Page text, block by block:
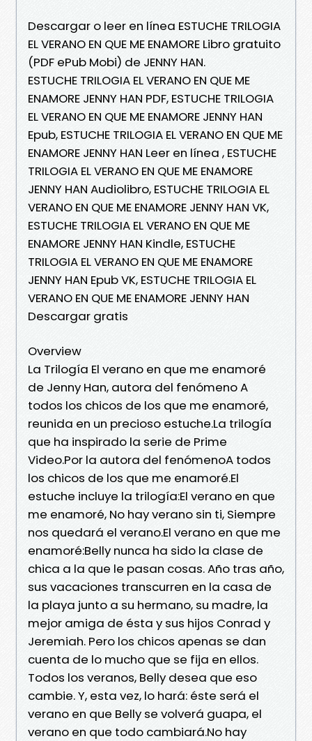
Descargar o leer en línea ESTUCHE TRILOGIA
EL VERANO EN QUE ME ENAMORE Libro gratuito
(PDF ePub Mobi) de JENNY HAN.
ESTUCHE TRILOGIA EL VERANO EN QUE ME
ENAMORE JENNY HAN PDF, ESTUCHE TRILOGIA
EL VERANO EN QUE ME ENAMORE JENNY HAN
Epub, ESTUCHE TRILOGIA EL VERANO EN QUE ME
ENAMORE JENNY HAN Leer en línea , ESTUCHE
TRILOGIA EL VERANO EN QUE ME ENAMORE
JENNY HAN Audiolibro, ESTUCHE TRILOGIA EL
VERANO EN QUE ME ENAMORE JENNY HAN VK,
ESTUCHE TRILOGIA EL VERANO EN QUE ME
ENAMORE JENNY HAN Kindle, ESTUCHE
TRILOGIA EL VERANO EN QUE ME ENAMORE
JENNY HAN Epub VK, ESTUCHE TRILOGIA EL
VERANO EN QUE ME ENAMORE JENNY HAN
Descargar gratis
Overview
La Trilogía El verano en que me enamoré
de Jenny Han, autora del fenómeno A
todos los chicos de los que me enamoré,
reunida en un precioso estuche.La trilogía
que ha inspirado la serie de Prime
Video.Por la autora del fenómenoA todos
los chicos de los que me enamoré.El
estuche incluye la trilogía:El verano en que
me enamoré, No hay verano sin ti, Siempre
nos quedará el verano.El verano en que me
enamoré:Belly nunca ha sido la clase de
chica a la que le pasan cosas. Año tras año,
sus vacaciones transcurren en la casa de
la playa junto a su hermano, su madre, la
mejor amiga de ésta y sus hijos Conrad y
Jeremiah. Pero los chicos apenas se dan
cuenta de lo mucho que se fija en ellos.
Todos los veranos, Belly desea que eso
cambie. Y, esta vez, lo hará: éste será el
verano en que Belly se volverá guapa, el
verano en que todo cambiará.No hay